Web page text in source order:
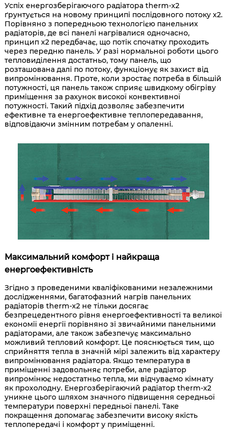
Успіх енергозберігаючого радіатора therm-x2
ґрунтується на новому принципі послідовного потоку x2.
Порівняно з попередньою технологією панельних
радіаторів, де всі панелі нагрівалися одночасно,
принцип x2 передбачає, що потік спочатку проходить
через передню панель. У разі нормальної роботи цього
тепловиділення достатньо, тому панель, що
розташована далі по потоку, функціонує як захист від
випромінювання. Проте, коли зростає потреба в більшій
потужності, ця панель також сприяє швидкому обігріву
приміщення за рахунок високої конвективної
потужності. Такий підхід дозволяє забезпечити
ефективне та енергоефективне теплопередавання,
відповідаючи змінним потребам у опаленні.
Максимальний комфорт і найкраща
енергоефективність
Згідно з проведеними кваліфікованими незалежними
дослідженнями, багатофазний нагрів панельних
радіаторів therm-x2 не тільки досягає
безпрецедентного рівня енергоефективності та великої
економії енергії порівняно зі звичайними панельними
радіаторами, але також забезпечує максимально
можливий тепловий комфорт. Це пояснюється тим, що
сприйняття тепла в значній мірі залежить від характеру
випромінювання радіатора. Якщо температура в
приміщенні задовольняє потреби, але радіатор
випромінює недостатньо тепла, ми відчуваємо кімнату
як прохолодну. Енергозберігаючий радіатор therm-x2
уникне цього шляхом значного підвищення середньої
температури поверхні передньої панелі. Таке
покращення допомагає забезпечити високу якість
теплопередачі і комфорт у приміщенні.